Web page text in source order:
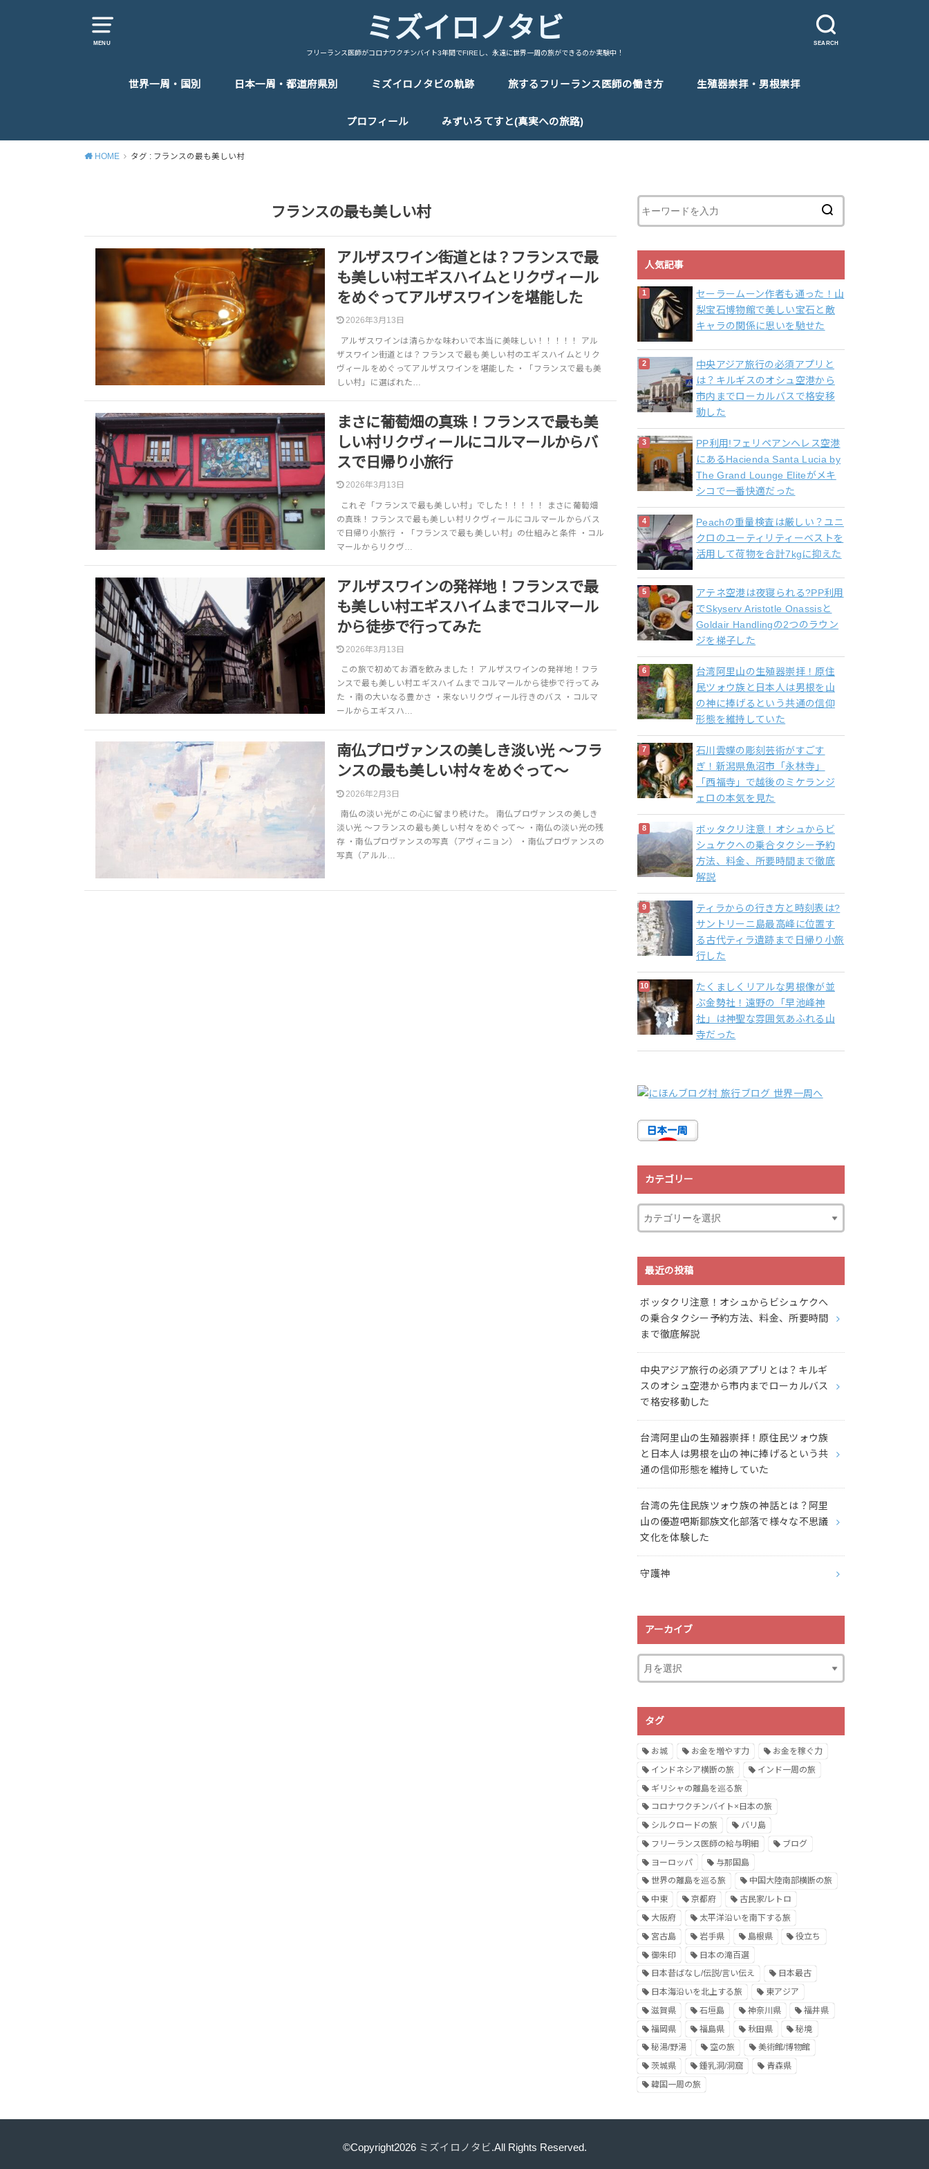
MENU SEARCH
ミズイロノタビ
フリーランス医師がコロナワクチンバイト3年間でFIREし、永遠に世界一周の旅ができるのか実験中！
世界一周・国別
中国/China
台湾/Taiwan
韓国/Korea
タイ/Thailand
マレーシア/Malaysia
シンガポール/Singapore
ベトナム/Vietnam
カンボジア/Cambodia
ラオス/Laos
ミャンマー/Myanmar
インドネシア/Indonesia
インド/India
ネパール/Nepal
トルコ/Turkey
イラン/Iran
アラブ首長国連邦/UAE
イタリア/Italy
フランス/France
スペイン/Spain
ポルトガル/Portugal
ドイツ/Germany
スイス/Switherland
オランダ/Netherland
ベルギー/Bergium
チェコ/Czech Republic
オーストリア/Austria
ハンガリー/Hungary
ポーランド/Poland
エストニア/Estonia
ラトビア/Latvia
リトアニア/Lithuania
フィンランド/Finland
ギリシャ/Greece
ロシア/Russia
エジプト/Egypt
エチオピア/Ethiopia
ケニア/Kenya
ウガンダ/Uganda
ルワンダ/Rwanda
タンザニア/Tanzania
マラウイ/Malawi
ザンビア/Zambia
ジンバブエ/Zinbabwe
ボツワナ/Botswana
ナミビア/Namibia
レソト/Lethoto
南アフリカ共和国/South Africa
モロッコ/Morocco
カナダ/Canada
メキシコ/Mexico
キューバ/cuba
日本一周・都道府県別 ミズイロノタビの軌跡 旅するフリーランス医師の働き方 生殖器崇拝・男根崇拝
プロフィール みずいろてすと(真実への旅路)
HOME タグ : フランスの最も美しい村
フランスの最も美しい村
アルザスワイン街道とは？フランスで最
も美しい村エギスハイムとリクヴィール
をめぐってアルザスワインを堪能した
2026年3月13日
アルザスワインは清らかな味わいで本当に美味しい！！！！！ アル
ザスワイン街道とは？フランスで最も美しい村のエギスハイムとリク
ヴィールをめぐってアルザスワインを堪能した ・「フランスで最も美
しい村」に選ばれた…
まさに葡萄畑の真珠！フランスで最も美
しい村リクヴィールにコルマールからバ
スで日帰り小旅行
2026年3月13日
これぞ「フランスで最も美しい村」でした！！！！！ まさに葡萄畑
の真珠！フランスで最も美しい村リクヴィールにコルマールからバス
で日帰り小旅行 ・「フランスで最も美しい村」の仕組みと条件 ・コル
マールからリクヴ…
アルザスワインの発祥地！フランスで最
も美しい村エギスハイムまでコルマール
から徒歩で行ってみた
2026年3月13日
この旅で初めてお酒を飲みました！ アルザスワインの発祥地！フラ
ンスで最も美しい村エギスハイムまでコルマールから徒歩で行ってみ
た ・南の大いなる豊かさ ・来ないリクヴィール行きのバス ・コルマ
ールからエギスハ…
南仏プロヴァンスの美しき淡い光 〜フラ
ンスの最も美しい村々をめぐって〜
2026年2月3日
南仏の淡い光がこの心に留まり続けた。 南仏プロヴァンスの美しき
淡い光 〜フランスの最も美しい村々をめぐって〜 ・南仏の淡い光の残
存 ・南仏プロヴァンスの写真（アヴィニョン） ・南仏プロヴァンスの
写真（アルル…
人気記事
セーラームーン作者も通った！山
梨宝石博物館で美しい宝石と敵
キャラの関係に思いを馳せた
中央アジア旅行の必須アプリと
は？キルギスのオシュ空港から
市内までローカルバスで格安移
動した
PP利用!フェリペアンヘレス空港
にあるHacienda Santa Lucia by
The Grand Lounge Eliteがメキ
シコで一番快適だった
Peachの重量検査は厳しい？ユニ
クロのユーティリティーベストを
活用して荷物を合計7kgに抑えた
アテネ空港は夜寝られる?PP利用
でSkyserv Aristotle Onassisと
Goldair Handlingの2つのラウン
ジを梯子した
台湾阿里山の生殖器崇拝！原住
民ツォウ族と日本人は男根を山
の神に捧げるという共通の信仰
形態を維持していた
石川雲蝶の彫刻芸術がすごす
ぎ！新潟県魚沼市「永林寺」
「西福寺」で越後のミケランジ
ェロの本気を見た
ボッタクリ注意！オシュからビ
シュケクへの乗合タクシー予約
方法、料金、所要時間まで徹底
解説
ティラからの行き方と時刻表は?
サントリーニ島最高峰に位置す
る古代ティラ遺跡まで日帰り小旅
行した
たくましくリアルな男根像が並
ぶ金勢社！遠野の「早池峰神
社」は神聖な雰囲気あふれる山
寺だった
カテゴリー
最近の投稿
ボッタクリ注意！オシュからビシュケクへ
の乗合タクシー予約方法、料金、所要時間
まで徹底解説
中央アジア旅行の必須アプリとは？キルギ
スのオシュ空港から市内までローカルバス
で格安移動した
台湾阿里山の生殖器崇拝！原住民ツォウ族
と日本人は男根を山の神に捧げるという共
通の信仰形態を維持していた
台湾の先住民族ツォウ族の神話とは？阿里
山の優遊吧斯鄒族文化部落で様々な不思議
文化を体験した
守護神
アーカイブ
タグ
お城 お金を増やす力
お金を稼ぐ力
インドネシア横断の旅
インド一周の旅
ギリシャの離島を巡る旅
コロナワクチンバイト×日本の旅
シルクロードの旅
バリ島
フリーランス医師の給与明細
ブログ
ヨーロッパ
与那国島
世界の離島を巡る旅
中国大陸南部横断の旅
中東
京都府
古民家/レトロ
大阪府
太平洋沿いを南下する旅
宮古島
岩手県 島根県
役立ち
御朱印
日本の滝百選
日本昔ばなし/伝説/言い伝え
日本最古
日本海沿いを北上する旅
東アジア
滋賀県
石垣島 神奈川県
福井県
福岡県
福島県 秋田県
秘境
秘湯/野湯
空の旅
美術館/博物館
茨城県
鍾乳洞/洞窟
青森県
韓国一周の旅
©Copyright2026 ミズイロノタビ.All Rights Reserved.